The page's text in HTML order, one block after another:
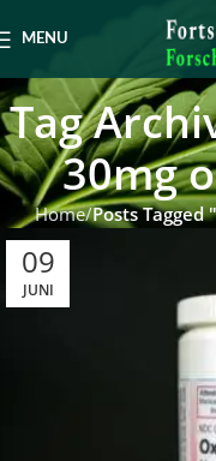
MENU
Tag
30mg
Home Posts
09
JUNI